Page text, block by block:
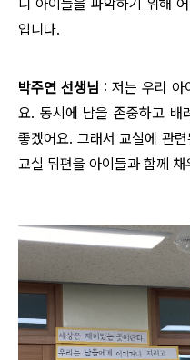
니 아이들을 파악하기 위해
입니다.
박주연 선생님 : 저는 우리 아
요. 동시에 남을 존중하고 배
좋겠어요. 그래서 교실에 관
교실 뒤편을 아이들과 함께